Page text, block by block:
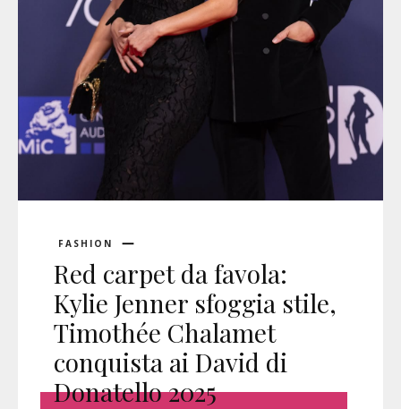
FASHION
Red carpet da favola:
Kylie Jenner sfoggia stile,
Timothée Chalamet
conquista ai David di
Donatello 2025